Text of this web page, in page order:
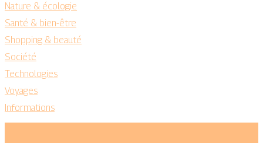
Nature & écologie
Santé & bien-être
Shopping & beauté
Société
Technologies
Voyages
Informations